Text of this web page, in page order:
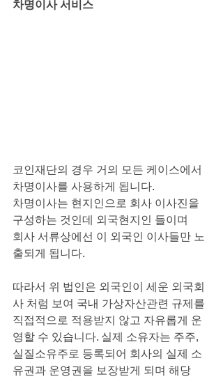
차명이사 서비스
코인재단의 경우 거의 모든 케이스에서
차명이사를 사용하게 됩니다.
차명이사는 현지인으로 회사 이사진을
구성하는 것인데 외국현지인 들이며
회사 서류상에선 이 외국인 이사들만 노
출되게 됩니다.
따라서 위 법인은 외국인이 세운 외국회
사 처럼 보여 국내 가상자산관련 규제를
직접적으로 적용받지 않고 자유롭게 운
영할 수 있습니다. 실제 소유자는 주주,
실질소유주로 등록되어 회사의 실제 소
유권과 운영권을 보장받게 되며 해당